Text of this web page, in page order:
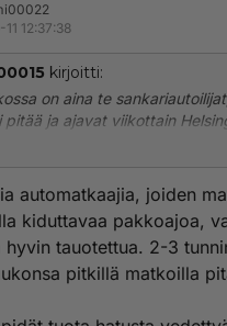
paskaa ja
tulee vasta taukopaikan
usein vain tankkaa
eli mitään taukopaikkaa ei
12:37:38
kirjoitti:
on aina te
pitää ja ajavat viikottain
raskasta peräkärryä.
ja taukopaikkojen
fossiiliautoilla liikkuvia. Siis
joiden matkanteko ei
vaan on leppoisaa ja
pitää.
automatkaajia, joiden
kiduttavaa pakkoajoa,
hyvin tauotettua. 2-3
pitkillä matkoilla